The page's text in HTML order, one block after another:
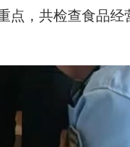
，共检查食品